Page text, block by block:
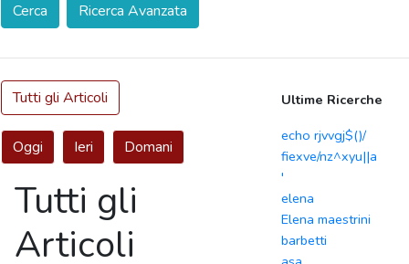
Cerca Ricerca Avanzata
Tutti gli Articoli
Oggi Ieri Domani
Tutti gli
Articoli
Ultime Ricerche
echo rjvvgj$()/
fiexve/nz^xyu||a
'
elena
Elena maestrini
barbetti